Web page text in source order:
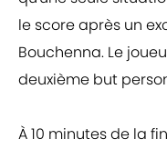
le score après un
Bouchenna. Le
deuxième but
À 10 minutes de la